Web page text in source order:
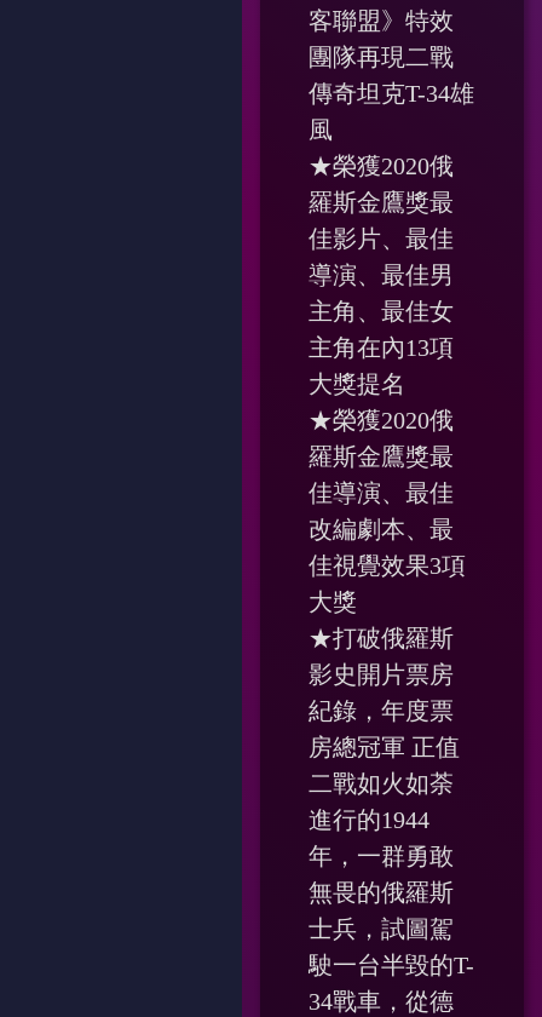
客聯盟》特效
團隊再現二戰
傳奇坦克T-34雄
風
★榮獲2020俄
羅斯金鷹獎最
佳影片、最佳
導演、最佳男
主角、最佳女
主角在內13項
大獎提名
★榮獲2020俄
羅斯金鷹獎最
佳導演、最佳
改編劇本、最
佳視覺效果3項
大獎
★打破俄羅斯
影史開片票房
紀錄，年度票
房總冠軍 正值
二戰如火如荼
進行的1944
年，一群勇敢
無畏的俄羅斯
士兵，試圖駕
駛一台半毀的T-
34戰車，從德